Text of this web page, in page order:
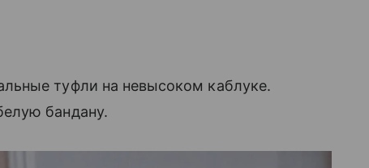
туфли на невысоком каблуке.
бандану.